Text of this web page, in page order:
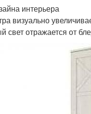
интерьера
визуально
свет отражается от